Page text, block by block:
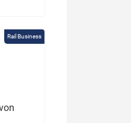
Rail Business